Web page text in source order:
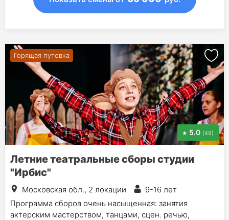
Горящая путевка
5.0 (49)
Летние театральные сборы студии
"Ирбис"
Московская обл., 2 локации
9-16 лет
Программа сборов очень насыщенная: занятия
актерским мастерством, танцами, сцен. речью,